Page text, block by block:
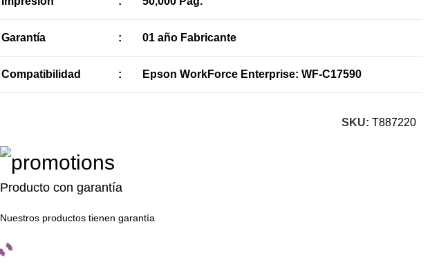
Garantía : 01 año Fabricante
Compatibilidad : Epson WorkForce Enterprise: WF-C17590
SKU: T887220
Producto con garantía
Nuestros productos tienen garantía